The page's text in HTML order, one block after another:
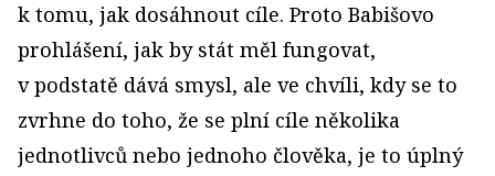
k tomu, jak dosáhnout cíle. Proto Babišovo
prohlášení, jak by stát měl fungovat,
v podstatě dává smysl, ale ve chvíli, kdy se to
zvrhne do toho, že se plní cíle několika
jednotlivců nebo jednoho člověka, je to úplný